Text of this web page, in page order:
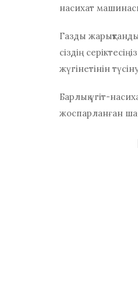
насихат
Газды
сіздің
жүгінетінін
Барлық үгіт-
жоспарланған